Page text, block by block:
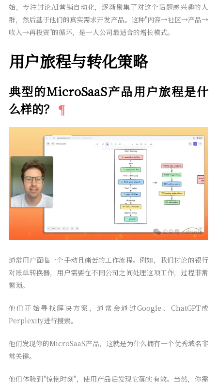
始，专注讨论AI营销自动化，逐渐聚集了对这个话题感兴趣的人
群，然后基于他们的真实需求开发产品。这种"内容→社区→产品→
收入→再投资"的循环，是一人公司最适合的增长模式。
用户旅程与转化策略
典型的MicroSaaS产品用户旅程是什
么样的？
通常用户面临一个手动且痛苦的工作流程。例如，我们讨论的银行
对账单转换器，用户需要在不同公司之间处理这项工作，过程非常
繁琐。
他们开始寻找解决方案，通常会通过Google、ChatGPT或
Perplexity进行搜索。
他们发现你的MicroSaaS产品，这就是为什么拥有一个优秀域名非
常关键。
他们体验到"惊艳时刻"，使用产品后发现它确实有效。当然，你需